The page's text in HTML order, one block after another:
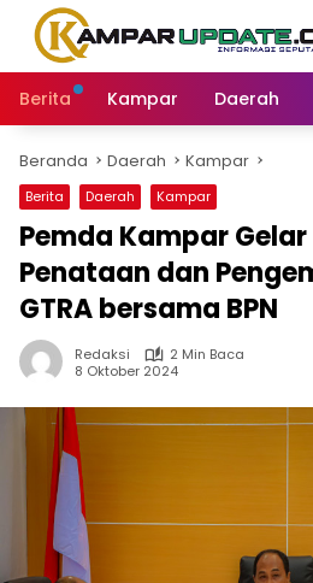
Langsung
konten
Berita
Kampar Daerah
Beranda Daerah Kampar
Berita Daerah Kampar
Pemda Kampar
Penataan dan
GTRA bersama BPN
Redaksi
2 Min Baca
8 Oktober 2024